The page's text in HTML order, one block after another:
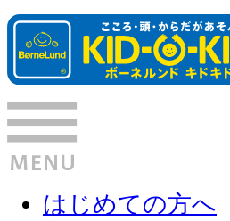
はじめての方へ